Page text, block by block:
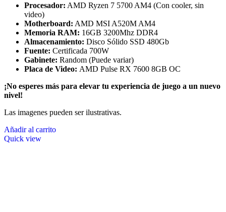
Procesador: AMD Ryzen 7 5700 AM4 (Con cooler, sin
video)
Motherboard: AMD MSI A520M AM4
Memoria RAM: 16GB 3200Mhz DDR4
Almacenamiento: Disco Sólido SSD 480Gb
Fuente: Certificada 700W
Gabinete: Random (Puede variar)
Placa de Video: AMD Pulse RX 7600 8GB OC
¡No esperes más para elevar tu experiencia de juego a un nuevo
nivel!
Las imagenes pueden ser ilustrativas.
Añadir al carrito
Quick view